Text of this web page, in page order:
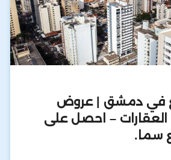
في دمشق | عروض
– احصل على
سما.